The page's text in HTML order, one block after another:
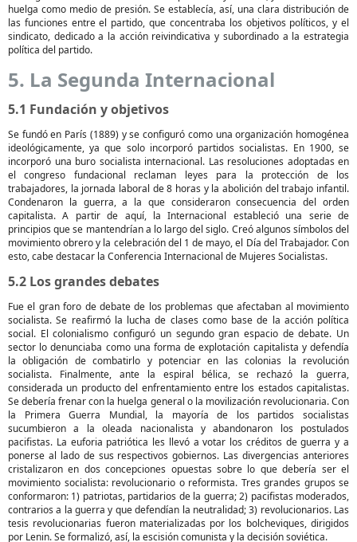
huelga como medio de presión. Se establecía, así, una clara distribución de
las funciones entre el partido, que concentraba los objetivos políticos, y el
sindicato, dedicado a la acción reivindicativa y subordinado a la estrategia
política del partido.
5. La Segunda Internacional
5.1 Fundación y objetivos
Se fundó en París (1889) y se configuró como una organización homogénea
ideológicamente, ya que solo incorporó partidos socialistas. En 1900, se
incorporó una buro socialista internacional. Las resoluciones adoptadas en
el congreso fundacional reclaman leyes para la protección de los
trabajadores, la jornada laboral de 8 horas y la abolición del trabajo infantil.
Condenaron la guerra, a la que consideraron consecuencia del orden
capitalista. A partir de aquí, la Internacional estableció una serie de
principios que se mantendrían a lo largo del siglo. Creó algunos símbolos del
movimiento obrero y la celebración del 1 de mayo, el Día del Trabajador. Con
esto, cabe destacar la Conferencia Internacional de Mujeres Socialistas.
5.2 Los grandes debates
Fue el gran foro de debate de los problemas que afectaban al movimiento
socialista. Se reafirmó la lucha de clases como base de la acción política
social. El colonialismo configuró un segundo gran espacio de debate. Un
sector lo denunciaba como una forma de explotación capitalista y defendía
la obligación de combatirlo y potenciar en las colonias la revolución
socialista. Finalmente, ante la espiral bélica, se rechazó la guerra,
considerada un producto del enfrentamiento entre los estados capitalistas.
Se debería frenar con la huelga general o la movilización revolucionaria. Con
la Primera Guerra Mundial, la mayoría de los partidos socialistas
sucumbieron a la oleada nacionalista y abandonaron los postulados
pacifistas. La euforia patriótica les llevó a votar los créditos de guerra y a
ponerse al lado de sus respectivos gobiernos. Las divergencias anteriores
cristalizaron en dos concepciones opuestas sobre lo que debería ser el
movimiento socialista: revolucionario o reformista. Tres grandes grupos se
conformaron: 1) patriotas, partidarios de la guerra; 2) pacifistas moderados,
contrarios a la guerra y que defendían la neutralidad; 3) revolucionarios. Las
tesis revolucionarias fueron materializadas por los bolcheviques, dirigidos
por Lenin. Se formalizó, así, la escisión comunista y la decisión soviética.